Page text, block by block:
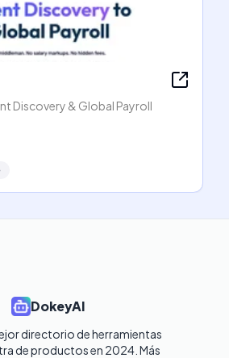
Discovery & Global Payroll
DokeyAI
directorio de herramientas
de productos en 2024. Más